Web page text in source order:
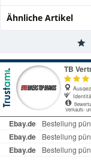
Ähnliche Artikel